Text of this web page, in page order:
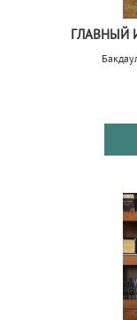
ГЛАВНЫЙ